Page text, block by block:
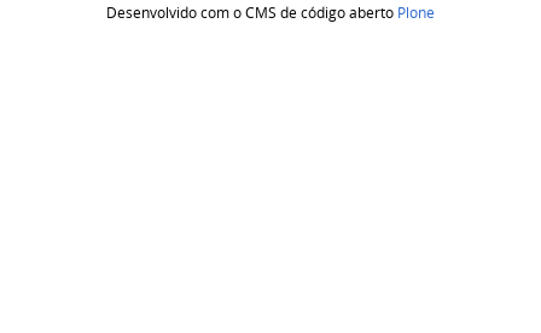
Desenvolvido com o CMS de código aberto Plone